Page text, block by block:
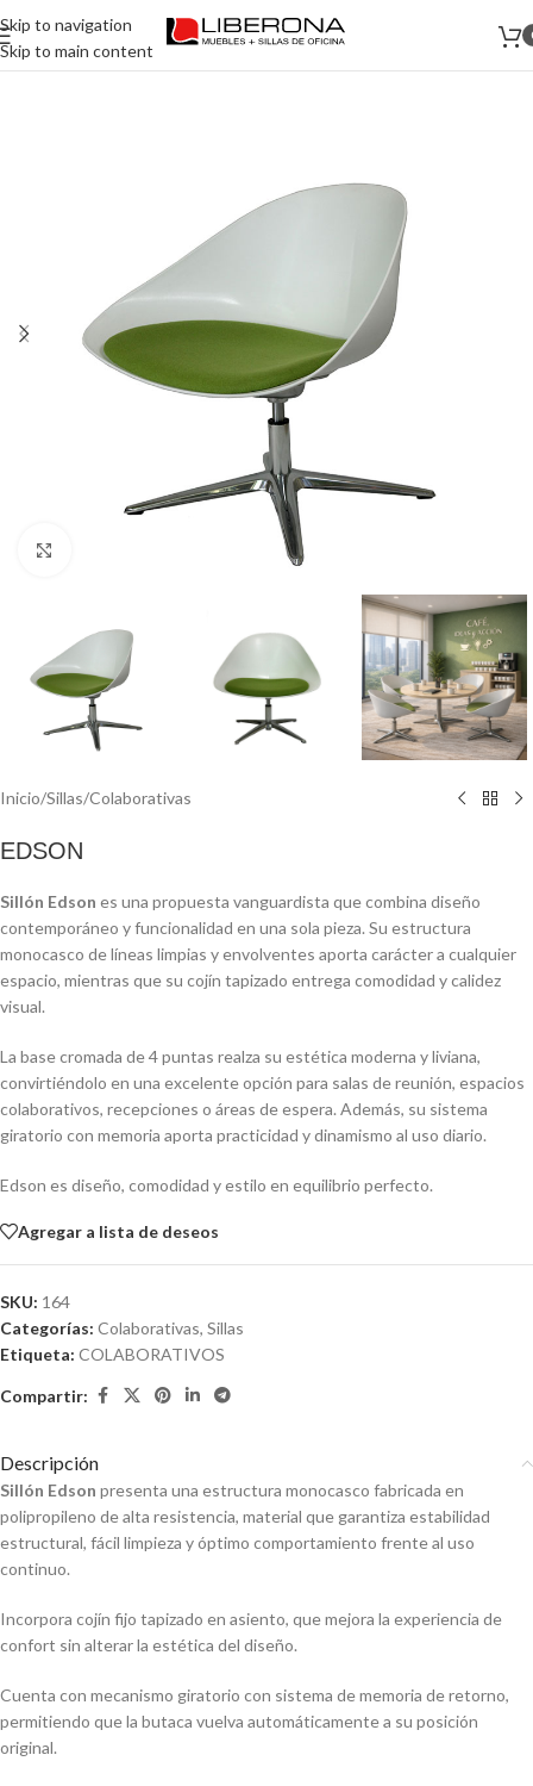
Skip to navigation
Skip to main content
Inicio/Sillas/Colaborativas
EDSON
Sillón Edson es una propuesta vanguardista que combina diseño
contemporáneo y funcionalidad en una sola pieza. Su estructura
monocasco de líneas limpias y envolventes aporta carácter a cualquier
espacio, mientras que su cojín tapizado entrega comodidad y calidez
visual.
La base cromada de 4 puntas realza su estética moderna y liviana,
convirtiéndolo en una excelente opción para salas de reunión, espacios
colaborativos, recepciones o áreas de espera. Además, su sistema
giratorio con memoria aporta practicidad y dinamismo al uso diario.
Edson es diseño, comodidad y estilo en equilibrio perfecto.
Agregar a lista de deseos
SKU: 164
Categorías: Colaborativas, Sillas
Etiqueta: COLABORATIVOS
Compartir:
Descripción
Sillón Edson presenta una estructura monocasco fabricada en
polipropileno de alta resistencia, material que garantiza estabilidad
estructural, fácil limpieza y óptimo comportamiento frente al uso
continuo.
Incorpora cojín fijo tapizado en asiento, que mejora la experiencia de
confort sin alterar la estética del diseño.
Cuenta con mecanismo giratorio con sistema de memoria de retorno,
permitiendo que la butaca vuelva automáticamente a su posición
original.